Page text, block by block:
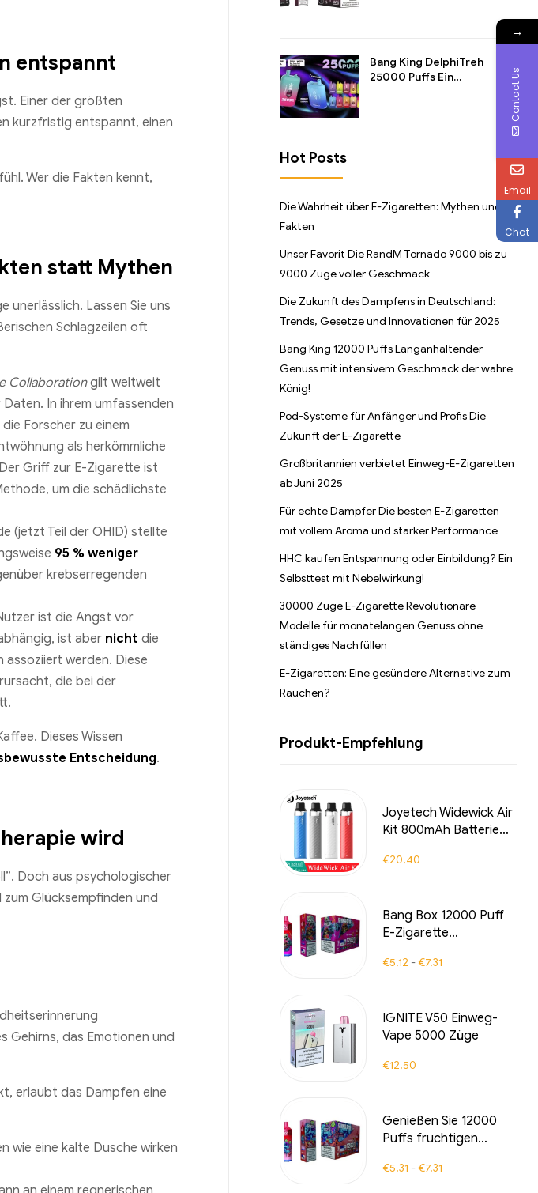
entspannt
Einer der größten
kurzfristig entspannt, einen
Wer die Fakten kennt,
statt Mythen
unerlässlich. Lassen Sie uns
Schlagzeilen oft
Collaborationgilt weltweit
In ihrem umfassenden
Forscher zu einem
als herkömmliche
Griff zur E-Zigarette ist
um die schädlichste
(jetzt Teil der OHID) stellte
95 % weniger
krebserregenden
ist die Angst vor
ist aber nicht die
werden. Diese
die bei der
Dieses Wissen
Entscheidung.
wird
Doch aus psychologischer
Glücksempfinden und
Gehirns, das Emotionen und
erlaubt das Dampfen eine
wie eine kalte Dusche wirken
Bang King DelphiTreh
25000 Puffs Ein
Hot Posts
Die Wahrheit über E-Zigaretten: Mythen und
Fakten
Unser Favorit Die RandM Tornado 9000 bis zu
9000 Züge voller Geschmack
Die Zukunft des Dampfens in Deutschland:
Trends, Gesetze und Innovationen für 2025
Bang King 12000 Puffs Langanhaltender
Genuss mit intensivem Geschmack der wahre
König!
Pod-Systeme für Anfänger und Profis Die
Zukunft der E-Zigarette
Großbritannien verbietet Einweg-E-Zigaretten
ab Juni 2025
Für echte Dampfer Die besten E-Zigaretten
mit vollem Aroma und starker Performance
HHC kaufen Entspannung oder Einbildung? Ein
Selbsttest mit Nebelwirkung!
30000 Züge E-Zigarette Revolutionäre
Modelle für monatelangen Genuss ohne
ständiges Nachfüllen
E-Zigaretten: Eine gesündere Alternative zum
Rauchen?
Produkt-Empfehlung
Joyetech Widewick Air
Kit 800mAh Batterie
Zigarette mtl vape
€20,40
Bang Box 12000 Puff
E-Zigarette
E-Zigaretten mit
Geschmack für 12000
Puffs puren
Perfekt für fruchtig-
€5,12 -€7,31
IGNITE V50 Einweg-
Vape 5000 Züge
€12,50
Genießen Sie 12000
Puffs fruchtigen
Geschmack mit der
€5,31 -€7,31
→
Contact Us
Email
Chat